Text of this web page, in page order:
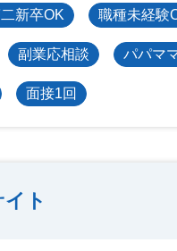
新卒OK 職種未経験
副業応相談 パパマ
面接1回
ト